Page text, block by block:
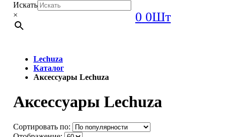
Искать
×
0 0Шт
Lechuza
Каталог
Аксессуары Lechuza
Аксессуары Lechuza
Сортировать по: